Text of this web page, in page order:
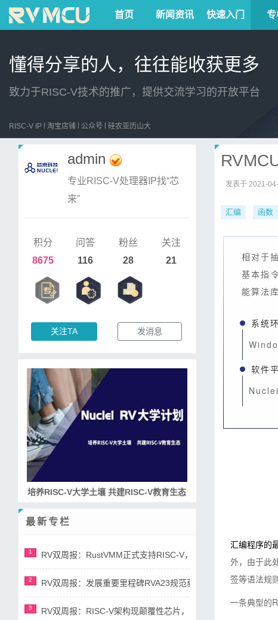
首页 新闻资讯 快速入门 专
懂得分享的人，往往能收获更多
致力于RISC-V技术的推广，提供交流学习的开放平台
RISC-V IP 淘宝店铺 公众号 硅农亚历山大
发表于 2021-
汇编 函数
相对于
基本指
能算法
系统
软件
汇编程序的
外，由于此
签等语法规
一条典型的
admin
专业RISC-V处理器IP找“芯
来”
积分
8675
问答
116
粉丝
28
关注
21
关注TA 发消息
培养RISC-V大学土壤 共建RISC-V教育生态
最新专栏
1 RV双周报：RustVMM正式支持RISC-V，RV正塑造汽车行业未
2 RV双周报：发展重要里程碑RVA23规范获准，AI领域RISC-V芯
3 RV双周报：RISC-V架构现颠覆性芯片，多平台宣布支持RISC-